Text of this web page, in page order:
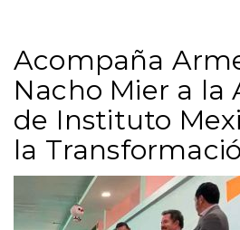
Acompaña
Nacho Mier a la
de Instituto
la